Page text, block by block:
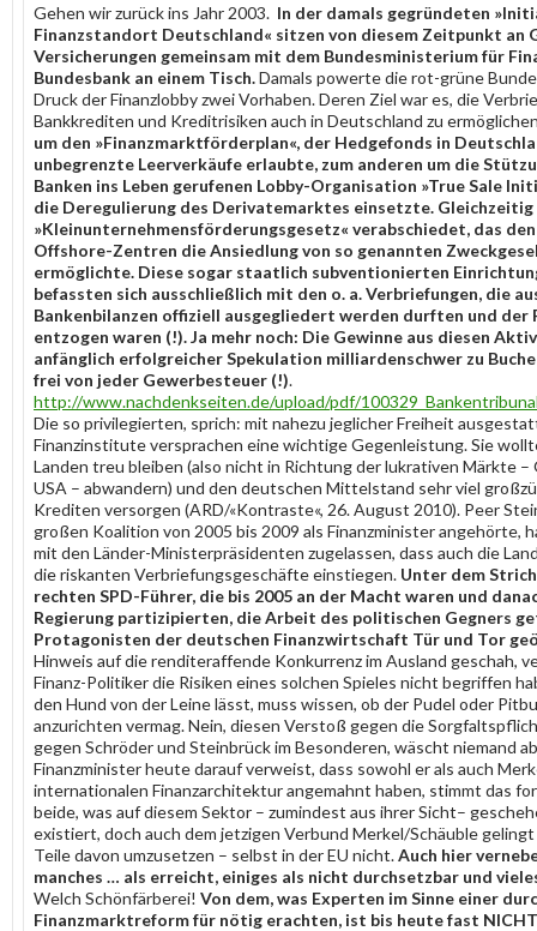
Gehen wir zurück ins Jahr 2003. In der damals gegründeten
Finanzstandort Deutschland« sitzen von diesem Zeitpunkt an
Versicherungen gemeinsam mit dem Bundesministerium für
Bundesbank an einem Tisch.Damals powerte die rot-grüne
Druck der Finanzlobby zwei Vorhaben. Deren Ziel war es, die
Bankkrediten und Kreditrisiken auch in Deutschland zu
um den »Finanzmarktförderplan«, der Hedgefonds in
unbegrenzte Leerverkäufe erlaubte, zum anderen um die
Banken ins Leben gerufenen Lobby-Organisation »True Sale
die Deregulierung des Derivatemarktes einsetzte. Gleichzeitig
»Kleinunternehmensförderungsgesetz« verabschiedet, das
Offshore-Zentren die Ansiedlung von so genannten
ermöglichte. Diese sogar staatlich subventionierten
befassten sich ausschließlich mit den o. a. Verbriefungen, die
Bankenbilanzen offiziell ausgegliedert werden durften und der
entzogen waren (!). Ja mehr noch: Die Gewinne aus diesen
anfänglich erfolgreicher Spekulation milliardenschwer zu
frei von jeder Gewerbesteuer (!).
http://www.nachdenkseiten.de/upload/pdf/
Die so privilegierten, sprich: mit nahezu jeglicher Freiheit
Finanzinstitute versprachen eine wichtige Gegenleistung. Sie
Landen treu bleiben (also nicht in Richtung der lukrativen Märkte
USA – abwandern) und den deutschen Mittelstand sehr viel
Krediten versorgen (ARD/«Kontraste«, 26. August 2010). Peer
großen Koalition von 2005 bis 2009 als Finanzminister angehörte,
mit den Länder-Ministerpräsidenten zugelassen, dass auch die
die riskanten Verbriefungsgeschäfte einstiegen. Unter dem
rechten SPD-Führer, die bis 2005 an der Macht waren und
Regierung partizipierten, die Arbeit des politischen Gegners
Protagonisten der deutschen Finanzwirtschaft Tür und Tor
Hinweis auf die renditeraffende Konkurrenz im Ausland geschah,
Finanz-Politiker die Risiken eines solchen Spieles nicht begriffen
den Hund von der Leine lässt, muss wissen, ob der Pudel oder
anzurichten vermag. Nein, diesen Verstoß gegen die
gegen Schröder und Steinbrück im Besonderen, wäscht niemand
Finanzminister heute darauf verweist, dass sowohl er als auch
internationalen Finanzarchitektur angemahnt haben, stimmt das
beide, was auf diesem Sektor – zumindest aus ihrer Sicht–
existiert, doch auch dem jetzigen Verbund Merkel/Schäuble
Teile davon umzusetzen – selbst in der EU nicht.Auch hier
manches … als erreicht, einiges als nicht durchsetzbar und
Welch Schönfärberei! Von dem, was Experten im Sinne einer
Finanzmarktreform für nötig erachten, ist bis heute fast